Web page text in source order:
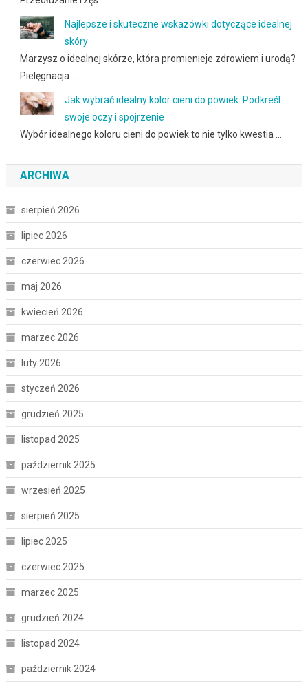
Najlepsze i skuteczne wskazówki dotyczące idealnej
skóry
Marzysz o idealnej skórze, która promienieje zdrowiem i urodą?
Pielęgnacja …
Jak wybrać idealny kolor cieni do powiek: Podkreśl
swoje oczy i spojrzenie
Wybór idealnego koloru cieni do powiek to nie tylko kwestia …
ARCHIWA
sierpień 2026
lipiec 2026
czerwiec 2026
maj 2026
kwiecień 2026
marzec 2026
luty 2026
styczeń 2026
grudzień 2025
listopad 2025
październik 2025
wrzesień 2025
sierpień 2025
lipiec 2025
czerwiec 2025
marzec 2025
grudzień 2024
listopad 2024
październik 2024